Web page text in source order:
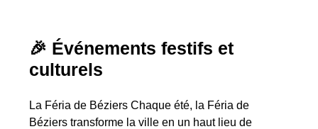
🎉 Événements festifs et
culturels
La Féria de Béziers Chaque été, la Féria de
Béziers transforme la ville en un haut lieu de